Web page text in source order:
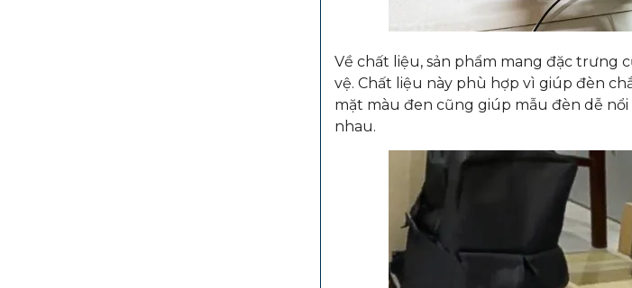
Về chất liệu, sản phẩm mang đặc trưng
vệ. Chất liệu này phù hợp vì giúp đèn
mặt màu đen cũng giúp mẫu đèn dễ
nhau.